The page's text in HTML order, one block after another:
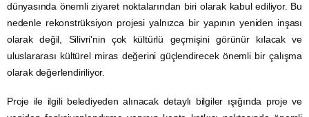
dünyasında önemli ziyaret noktalarından biri olarak kabul ediliyor. Bu
nedenle rekonstrüksiyon projesi yalnızca bir yapının yeniden inşası
olarak değil, Silivri'nin çok kültürlü geçmişini görünür kılacak ve
uluslararası kültürel miras değerini güçlendirecek önemli bir çalışma
olarak değerlendiriliyor.
Proje ile ilgili belediyeden alınacak detaylı bilgiler ışığında proje ve